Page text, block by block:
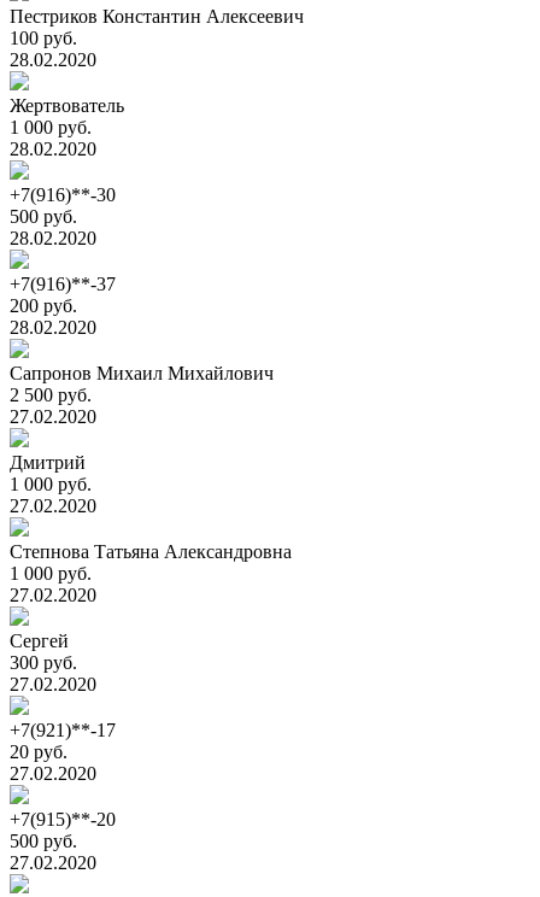
Пестриков Константин Алексеевич
100 руб.
28.02.2020
Жертвователь
1 000 руб.
28.02.2020
+7(916)**-30
500 руб.
28.02.2020
+7(916)**-37
200 руб.
28.02.2020
Сапронов Михаил Михайлович
2 500 руб.
27.02.2020
Дмитрий
1 000 руб.
27.02.2020
Степнова Татьяна Александровна
1 000 руб.
27.02.2020
Сергей
300 руб.
27.02.2020
+7(921)**-17
20 руб.
27.02.2020
+7(915)**-20
500 руб.
27.02.2020